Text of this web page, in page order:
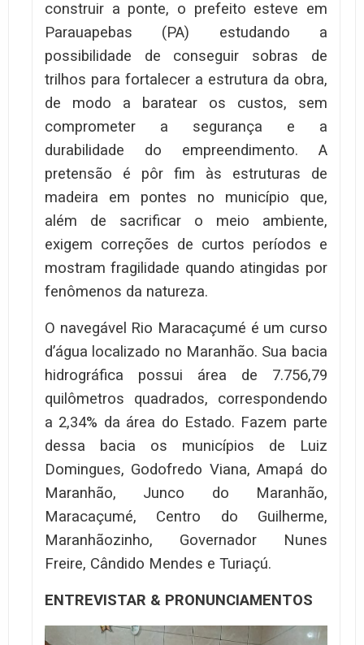
construir a ponte, o prefeito esteve em
Parauapebas (PA) estudando a
possibilidade de conseguir sobras de
trilhos para fortalecer a estrutura da obra,
de modo a baratear os custos, sem
comprometer a segurança e a
durabilidade do empreendimento. A
pretensão é pôr fim às estruturas de
madeira em pontes no município que,
além de sacrificar o meio ambiente,
exigem correções de curtos períodos e
mostram fragilidade quando atingidas por
fenômenos da natureza.
O navegável Rio Maracaçumé é um curso
d’água localizado no Maranhão. Sua bacia
hidrográfica possui área de 7.756,79
quilômetros quadrados, correspondendo
a 2,34% da área do Estado. Fazem parte
dessa bacia os municípios de Luiz
Domingues, Godofredo Viana, Amapá do
Maranhão, Junco do Maranhão,
Maracaçumé, Centro do Guilherme,
Maranhãozinho, Governador Nunes
Freire, Cândido Mendes e Turiaçú.
ENTREVISTAR & PRONUNCIAMENTOS